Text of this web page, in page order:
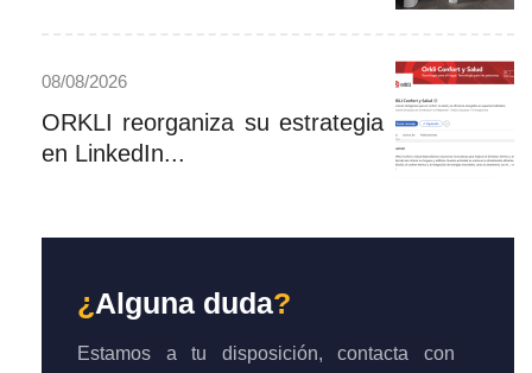
08/08/2026
ORKLI reorganiza su estrategia
en LinkedIn...
¿ Alguna duda?
Estamos a tu disposición, contacta con